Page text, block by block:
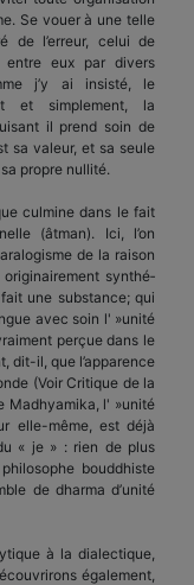
Se vouer à une telle
de l’erreur, celui de
entre eux par divers
j’y ai insisté, le
et simplement, la
il prend soin de
sa valeur, et sa seule
propre nullité.
culmine dans le fait
(âtman). Ici, l’on
de la raison
originairement synthé­
une substance; qui
avec soin l' »unité
perçue dans le
dit-il, que l’apparence
(Voir Critique de la
Madhyamika, l' »unité
elle-même, est déjà
« je » : rien de plus
bouddhiste
de dharma d’unité
à la dialectique,
également,